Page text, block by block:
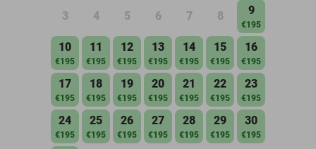
3 4 5 6 7 8 9
€195
10
€195
11
€195
12
€195
13
€195
14
€195
15
€195
16
€195
17
€195
18
€195
19
€195
20
€195
21
€195
22
€195
23
€195
24
€195
25
€195
26
€195
27
€195
28
€195
29
€195
30
€195